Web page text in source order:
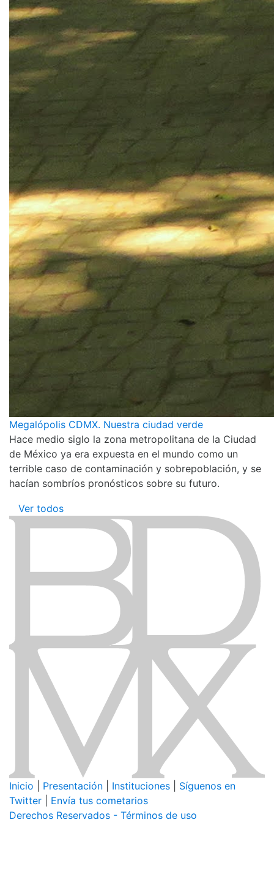
Megalópolis CDMX. Nuestra ciudad verde
Hace medio siglo la zona metropolitana de la Ciudad
de México ya era expuesta en el mundo como un
terrible caso de contaminación y sobrepoblación, y se
hacían sombríos pronósticos sobre su futuro.
Ver todos
Inicio Presentación Instituciones
Síguenos en
Twitter
Envía tus cometarios
Derechos Reservados - Términos de uso